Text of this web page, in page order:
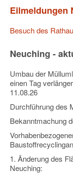
Eilmeldungen
Besuch des
Neuching -
Umbau der
einen Tag
11.08.26
Durchführung des
Bekanntmachung
1. Änderung des
Neuching: